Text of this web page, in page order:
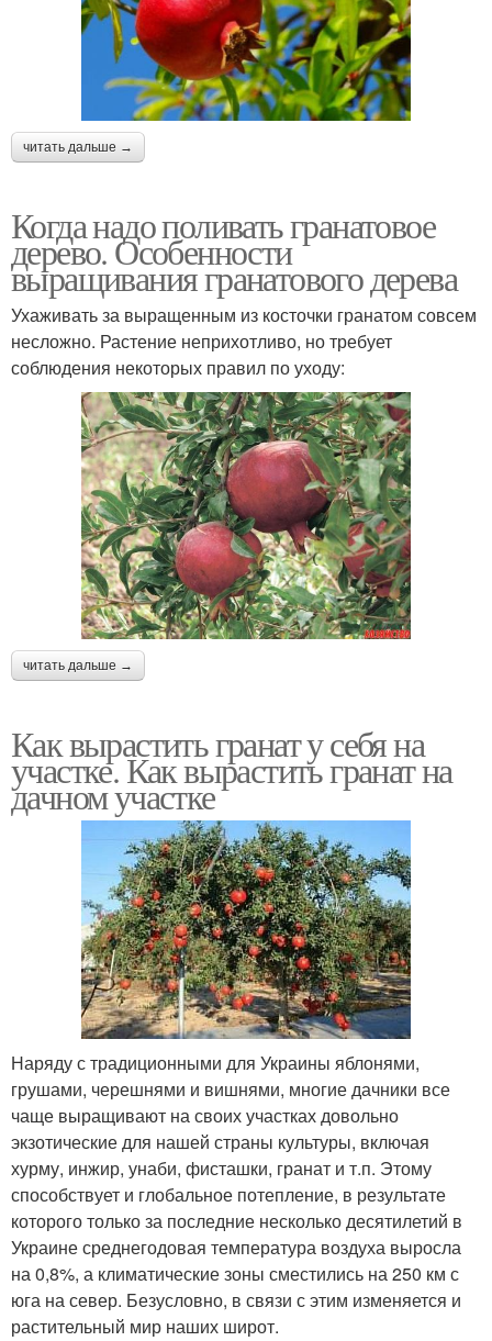
читать дальше →
Когда надо поливать гранатовое
дерево. Особенности
выращивания гранатового дерева
Ухаживать за выращенным из косточки гранатом совсем
несложно. Растение неприхотливо, но требует
соблюдения некоторых правил по уходу:
читать дальше →
Как вырастить гранат у себя на
участке. Как вырастить гранат на
дачном участке
Наряду с традиционными для Украины яблонями,
грушами, черешнями и вишнями, многие дачники все
чаще выращивают на своих участках довольно
экзотические для нашей страны культуры, включая
хурму, инжир, унаби, фисташки, гранат и т.п. Этому
способствует и глобальное потепление, в результате
которого только за последние несколько десятилетий в
Украине среднегодовая температура воздуха выросла
на 0,8%, а климатические зоны сместились на 250 км с
юга на север. Безусловно, в связи с этим изменяется и
растительный мир наших широт.